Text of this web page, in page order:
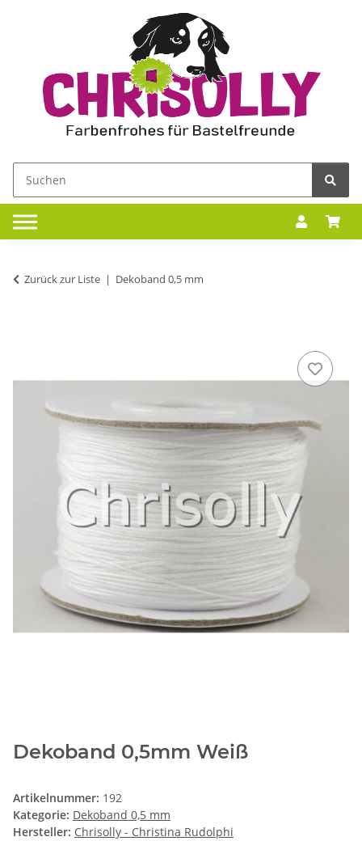
Zurück zur Liste Dekoband 0,5 mm
Dekoband 0,5mm Weiß
Artikelnummer: 192
Kategorie: Dekoband 0,5 mm
Hersteller: Chrisolly - Christina Rudolphi